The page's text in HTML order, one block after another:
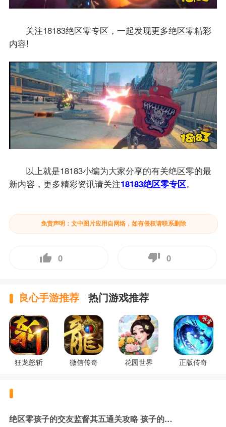
关注18183绝区零专区，一起发现更多绝区零精彩
内容!
以上就是18183小编为大家分享的有关绝区零的最
新内容，更多精彩资讯请关注18183绝区零专区。
免责声明：文中图片应用自网络，如有侵权请联系删除
0 0
良心手游推荐 热门游戏推荐
狂龙怒斩 微信传奇 花园世界 正版传奇
绝区零孩子的交友监督其五通关攻略 孩子的交友监督第五关完成方法